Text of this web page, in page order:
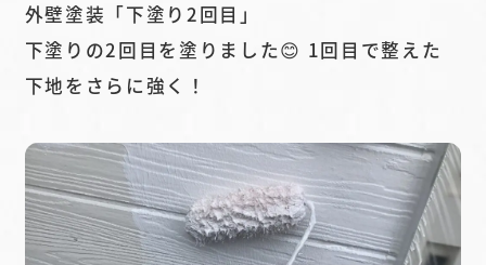
外壁塗装「下塗り2回目」
下塗りの2回目を塗りました😊 1回目で整えた
下地をさらに強く！